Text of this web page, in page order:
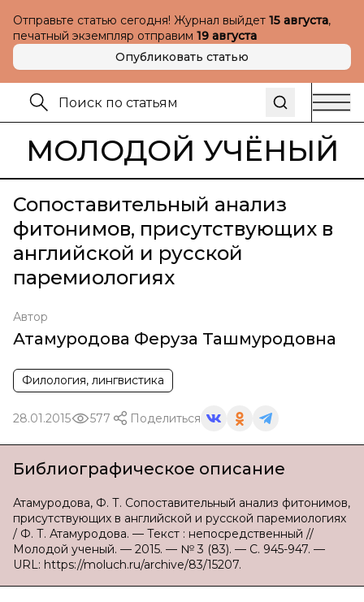
Отправьте статью сегодня! Журнал выйдет 15 августа,
печатный экземпляр отправим 19 августа
Опубликовать статью
МОЛОДОЙ УЧЁНЫЙ
Сопоставительный анализ
фитонимов, присутствующих в
английской и русской
паремиологиях
Автор
Атамуродова Феруза Ташмуродовна
Филология, лингвистика
28.01.2015 577 Поделиться
Библиографическое описание
Атамуродова, Ф. Т. Сопоставительный анализ фитонимов,
присутствующих в английской и русской паремиологиях
/ Ф. Т. Атамуродова. — Текст : непосредственный //
Молодой ученый. — 2015. — № 3 (83). — С. 945-947. —
URL: https://moluch.ru/archive/83/15207.